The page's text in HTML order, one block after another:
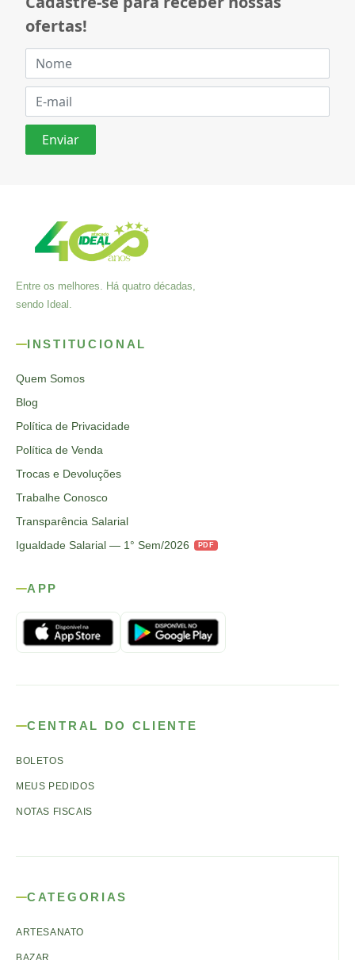
ofertas!
Entre os melhores. Há quatro décadas,
sendo Ideal.
INSTITUCIONAL
Quem Somos
Blog
Política de Privacidade
Política de Venda
Trocas e Devoluções
Trabalhe Conosco
Transparência Salarial
Igualdade Salarial — 1° Sem/2026
PDF
APP
CENTRAL DO CLIENTE
BOLETOS
MEUS PEDIDOS
NOTAS FISCAIS
CATEGORIAS
ARTESANATO
BAZAR